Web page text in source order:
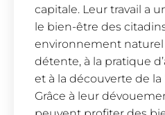
capitale. Leur travail a
le bien-être des
environnement naturel
détente, à la pratique
et à la découverte de
Grâce à leur